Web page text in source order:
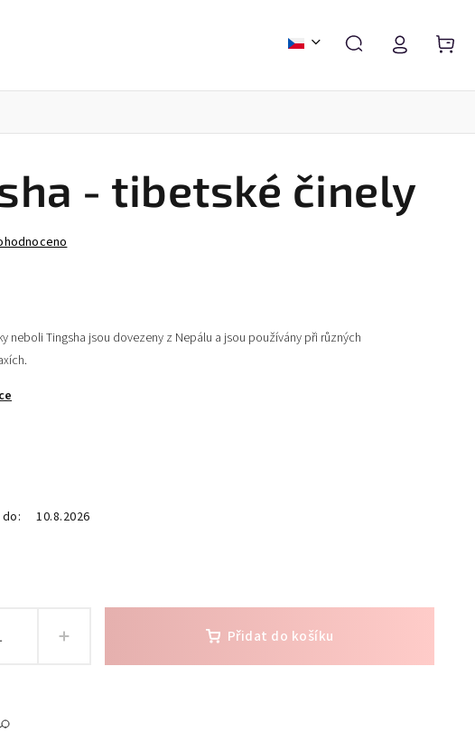
Móda a doplňky Nástěnné kalendáře a diáře
- tibetské činely
neboli Tingsha jsou dovezeny z Nepálu a jsou používány při různých
10.8.2026
Přidat do košíku